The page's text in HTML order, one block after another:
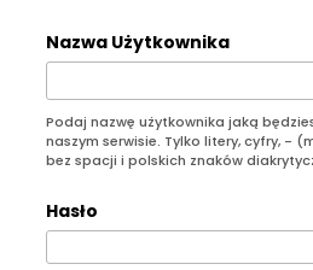
Nazwa Użytkownika
Podaj nazwę użytkownika jaką
naszym serwisie. Tylko litery, cyfry, -
bez spacji i polskich znaków
Hasło